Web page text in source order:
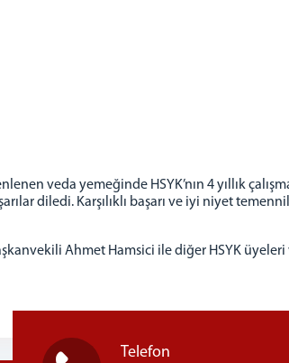
veda yemeğinde HSYK’nın 4 yıllık
diledi. Karşılıklı başarı ve iyi niyet
Ahmet Hamsici ile diğer HSYK
Telefon